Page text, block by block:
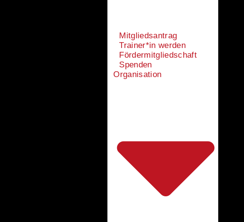
Mitgliedsantrag
Trainer*in werden
Fördermitgliedschaft
Spenden
Organisation